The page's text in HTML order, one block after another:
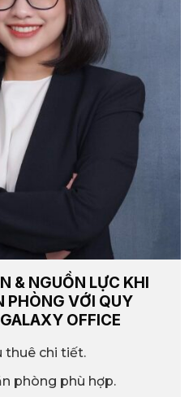
& NGUỒN LỰC KHI
PHÒNG VỚI QUY
OFFICE
thuê chi tiết.
phòng phù hợp.